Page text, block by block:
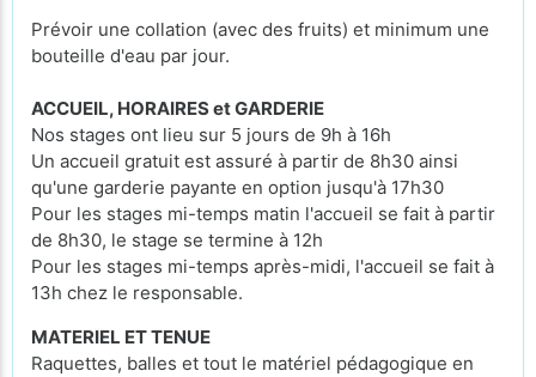
Prévoir une collation (avec des fruits) et minimum une
bouteille d'eau par jour.
ACCUEIL, HORAIRES et GARDERIE
Nos stages ont lieu sur 5 jours de 9h à 16h
Un accueil gratuit est assuré à partir de 8h30 ainsi
qu'une garderie payante en option jusqu'à 17h30
Pour les stages mi-temps matin l'accueil se fait à partir
de 8h30, le stage se termine à 12h
Pour les stages mi-temps après-midi, l'accueil se fait à
13h chez le responsable.
MATERIEL ET TENUE
Raquettes, balles et tout le matériel pédagogique en